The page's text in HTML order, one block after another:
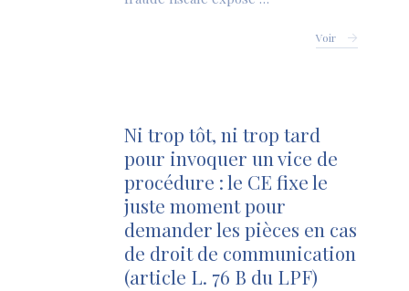
Voir
Ni trop tôt, ni trop tard
pour invoquer un vice de
procédure : le CE fixe le
juste moment pour
demander les pièces en cas
de droit de communication
(article L. 76 B du LPF)